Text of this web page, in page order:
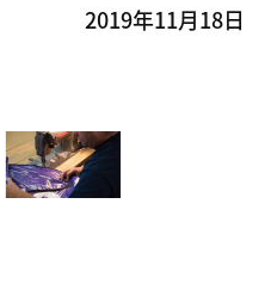
2019年11月18日